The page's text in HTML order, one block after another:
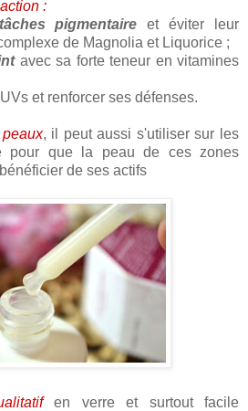
:
pigmentaire et éviter leur
de Magnolia et Liquorice ;
avec sa forte teneur en vitamines
et renforcer ses défenses.
, il peut aussi s'utiliser sur les
pour que la peau de ces zones
de ses actifs
en verre et surtout facile